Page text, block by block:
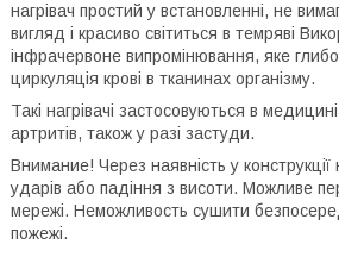
нагрівач простий у встановленні, не
вигляд і красиво світиться в темряві
інфрачервоне випромінювання, яке
циркуляція крові в тканинах організму.
Такі нагрівачі застосовуються в
артритів, також у разі застуди.
Внимание! Через наявність у
ударів або падіння з висоти. Можливе
мережі. Неможливость сушити
пожежі.